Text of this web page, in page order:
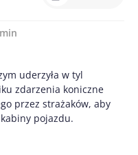
min
uderzyła w tyl
zdarzenia koniczne
przez strażaków, aby
pojazdu.